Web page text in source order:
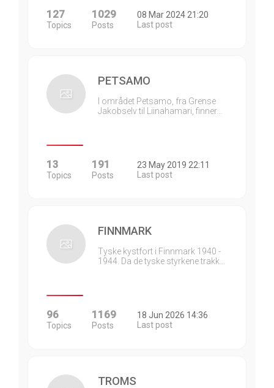
127
Topics
1029
Posts
08 Mar 2024 21:20
Last post
PETSAMO
I området Petsamo, fra Grense
Jakobselv til Liinahamari, finner…
13
Topics
191
Posts
23 May 2019 22:11
Last post
FINNMARK
Tyske kystfort i Finnmark 1940 -
1944. Da de tyske styrkene trakk…
96
Topics
1169
Posts
18 Jun 2026 14:36
Last post
TROMS